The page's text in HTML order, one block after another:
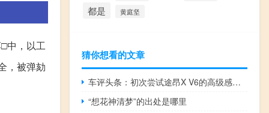
中，以工
，被弹劾
都是 黄庭坚
猜你想看的文章
车评头条：初次尝试途昂X V6的高级感叫人爱不释手
“想花神清梦”的出处是哪里